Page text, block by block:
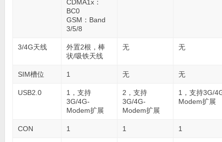
CDMA1x：
BC0
GSM：Band
3/5/8
3/4G天线
外置2根，棒
状/吸铁天线
无 无
SIM槽位 1 无 无
USB2.0
1，支持
3G/4G-
Modem扩展
2，支持
3G/4G-
Modem扩展
1，支持3G/
Modem扩展
CON 1 1 1